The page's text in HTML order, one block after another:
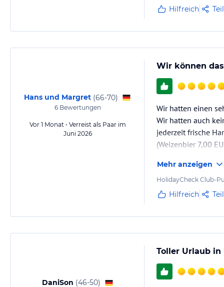
Hilfreich
Hans und Margret (66-70)
6Bewertungen
Vor 1 Monat • Verreist als Paar im
Juni 2026
Wir können
Wir hatten einen
Wir hatten auch
jederzeit frische
(Weizenbier 7,00
Mehr anzeigen
HolidayCheck Club-
Hilfreich
DaniSon (46-50)
Toller Urlaub in